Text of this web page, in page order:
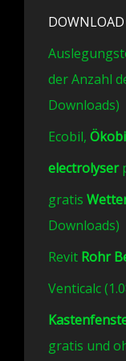
DOWNLOAD
der Anzahl
Downloads)
Ecobil,
electrolyser
gratis
Downloads)
Revit Rohr
Venticalc
gratis und